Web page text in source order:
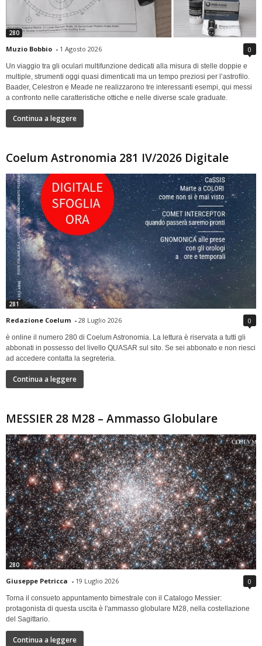
280
Muzio Bobbio - 1 Agosto 2026 0
Un viaggio tra gli oculari multifunzione dedicati alla misura di stelle doppie e
multiple, strumenti oggi quasi dimenticati ma un tempo preziosi per l’astrofilo.
Baader, Celestron e Meade ne realizzarono tre interessanti esempi, qui messi
a confronto nelle caratteristiche ottiche e nelle diverse scale graduate.
Continua a leggere
Coelum Astronomia 281 IV/2026 Digitale
281
Redazione Coelum - 28 Luglio 2026 0
è online il numero 280 di Coelum Astronomia. La lettura è riservata a tutti gli
abbonati in possesso del livello QUASAR sul sito. Se sei abbonato e non riesci
ad accedere contatta la segreteria.
Continua a leggere
MESSIER 28 M28 – Ammasso Globulare
280
Giuseppe Petricca - 19 Luglio 2026 0
Torna il consueto appuntamento bimestrale con il Catalogo Messier:
protagonista di questa uscita è l'ammasso globulare M28, nella costellazione
del Sagittario.
Continua a leggere